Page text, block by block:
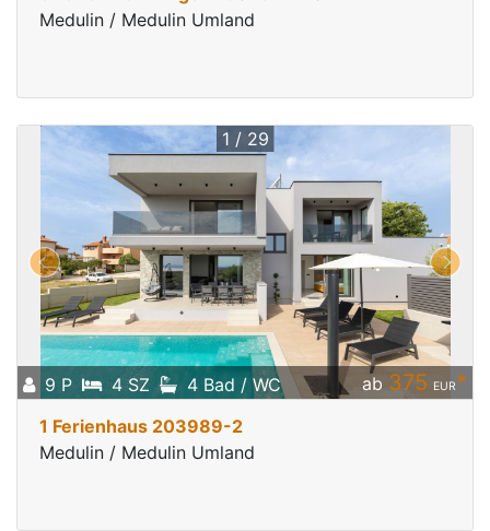
Medulin / Medulin Umland
9 P 4 SZ 4 Bad / WC ab 375 EUR*
1 / 29
1 Ferienhaus 203989-2
Medulin / Medulin Umland